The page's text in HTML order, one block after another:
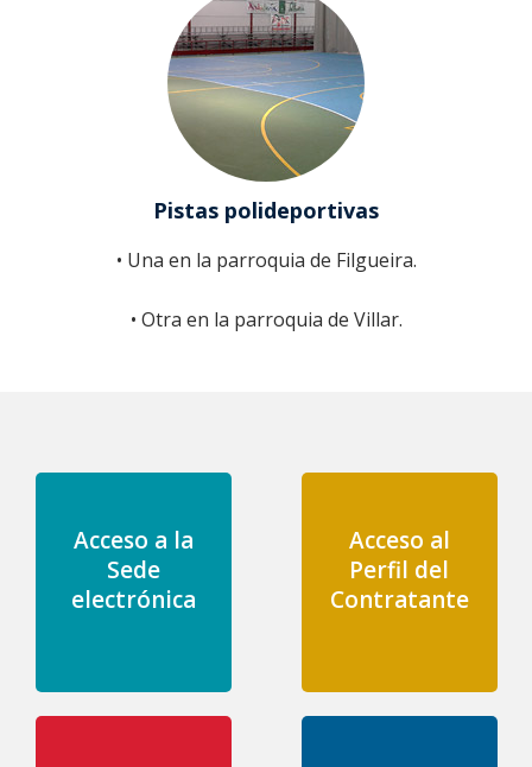
Pistas polideportivas
• Una en la parroquia de Filgueira.
• Otra en la parroquia de Villar.
Acceso a la
Sede
electrónica
Acceso al
Perfil del
Contratante